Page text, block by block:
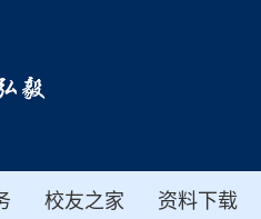
校友之家 资料下载